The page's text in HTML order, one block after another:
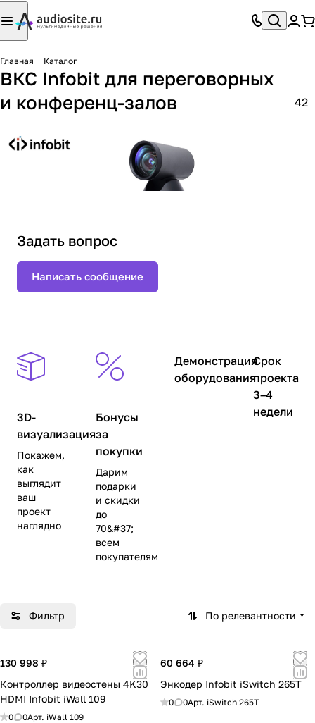
Главная Каталог
ВКС Infobit для переговорных
и конференц-залов
42
Задать вопрос
Написать сообщение
3D-
визуализация
Покажем,
как
выглядит
ваш
проект
наглядно
Бонусы
за
покупки
Дарим
подарки
и скидки
до
70&#37;
всем
покупателям
Демонстрация
оборудования
Срок
проекта
3–4
недели
Фильтр По релевантности
130 998 ₽
Контроллер видеостены 4K30
HDMI Infobit iWall 109
0 0Арт. iWall 109
60 664 ₽
Энкодер Infobit iSwitch 265T
0 0Арт. iSwitch 265T